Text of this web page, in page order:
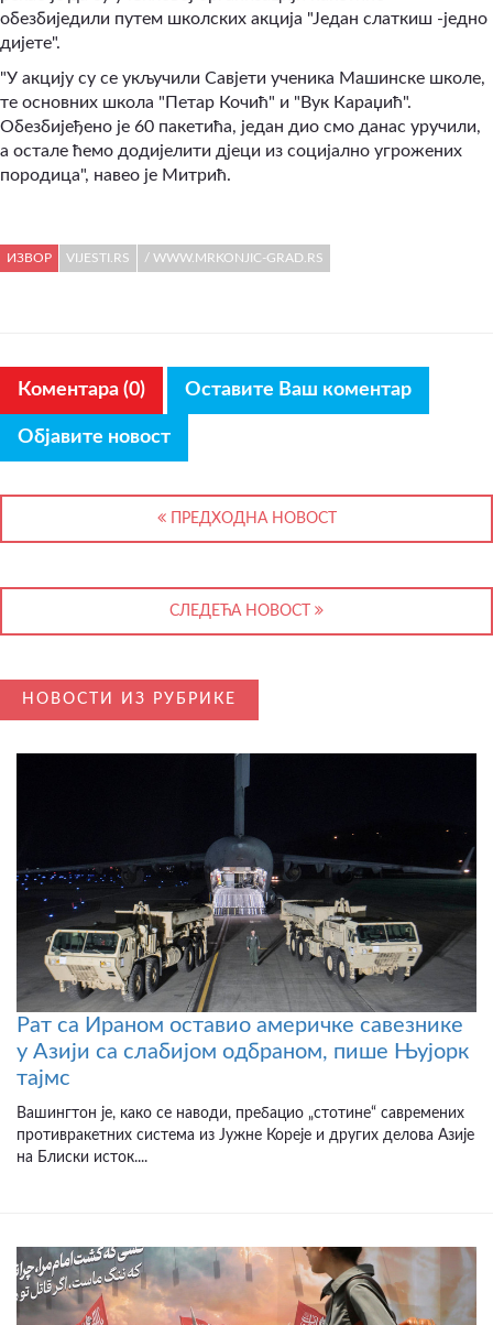
обезбиједили путем школских акција "Један слаткиш -једно
дијете".
"У акцију су се укључили Савјети ученика Машинске школе,
те основних школа "Петар Кочић" и "Вук Караџић".
Обезбијеђено је 60 пакетића, један дио смо данас уручили,
а остале ћемо додијелити дјеци из социјално угрожених
породица", навео је Митрић.
ИЗВОР VIJESTI.RS / WWW.MRKONJIC-GRAD.RS
Коментара (0) Оставите Ваш коментар
Објавите новост
ПРЕДХОДНА НОВОСТ
СЛЕДЕЋА НОВОСТ
НОВОСТИ ИЗ РУБРИКЕ
Рат са Ираном оставио америчке савезнике
у Азији са слабијом одбраном, пише Њујорк
тајмс
Вашингтон је, како се наводи, пребацио „стотине“ савремених
противракетних система из Јужне Кореје и других делова Азије
на Блиски исток....